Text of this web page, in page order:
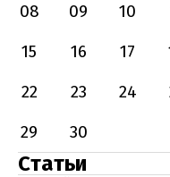
08
09 10
15
16 17
22
23 24
29
30
Статьи